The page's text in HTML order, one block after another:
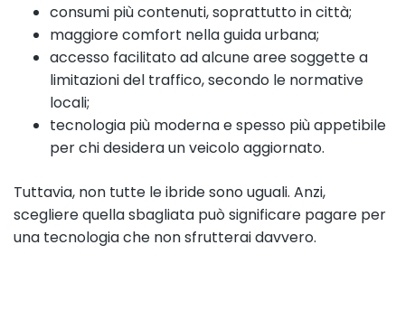
consumi più contenuti, soprattutto in città;
maggiore comfort nella guida urbana;
accesso facilitato ad alcune aree soggette a
limitazioni del traffico, secondo le normative
locali;
tecnologia più moderna e spesso più appetibile
per chi desidera un veicolo aggiornato.
Tuttavia, non tutte le ibride sono uguali. Anzi,
scegliere quella sbagliata può significare pagare per
una tecnologia che non sfrutterai davvero.